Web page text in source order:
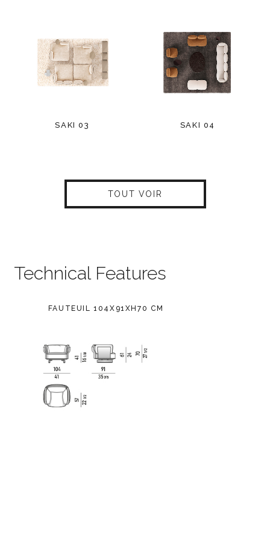
SAKI 03 SAKI 04
TOUT VOIR
Technical Features
FAUTEUIL 104X91XH70 CM